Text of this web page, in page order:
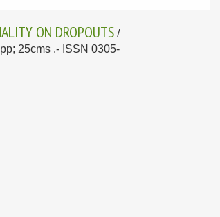
ON DROPOUTS /
25cms .- ISSN 0305-